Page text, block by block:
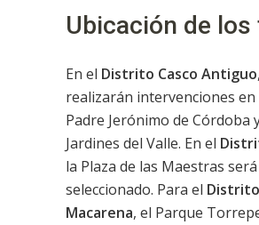
Ubicación de
En el Distrito Casco Antiguo
realizarán intervenciones en
Padre Jerónimo de Córdoba
Jardines del Valle. En el
la Plaza de las Maestras
seleccionado. Para el Distrito
Macarena, el Parque